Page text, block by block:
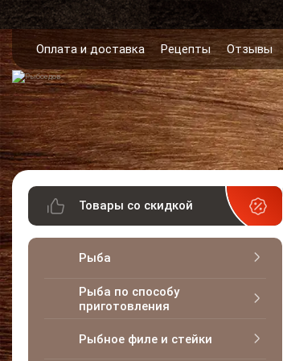
Оплата и доставка Рецепты Отзывы
Товары со скидкой
Рыба
Рыба по способу
приготовления
Рыбное филе и стейки